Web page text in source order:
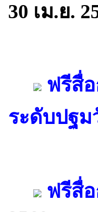
30 เม.ย.
ฟรีสื่
ระดับปฐม
ฟรีสื่